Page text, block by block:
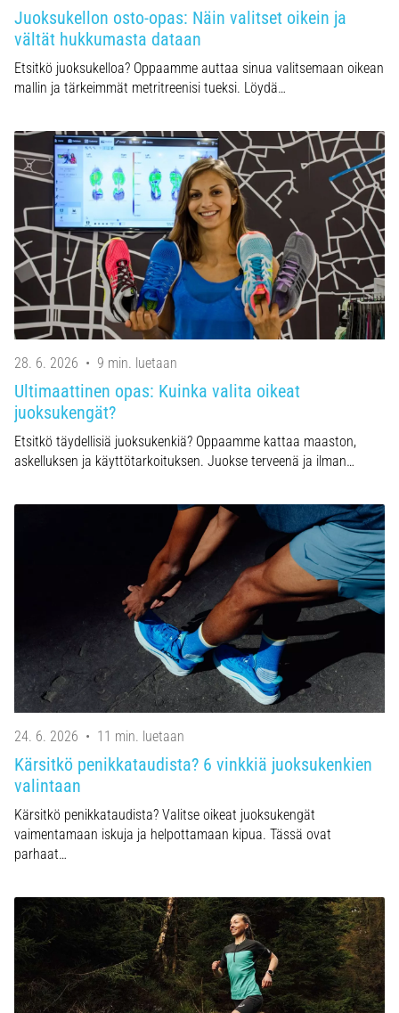
Juoksukellon osto-opas: Näin valitset oikein ja
vältät hukkumasta dataan
Etsitkö juoksukelloa? Oppaamme auttaa sinua valitsemaan oikean
mallin ja tärkeimmät metritreenisi tueksi. Löydä…
28. 6. 2026 • 9 min. luetaan
Ultimaattinen opas: Kuinka valita oikeat
juoksukengät?
Etsitkö täydellisiä juoksukenkiä? Oppaamme kattaa maaston,
askelluksen ja käyttötarkoituksen. Juokse terveenä ja ilman…
24. 6. 2026 • 11 min. luetaan
Kärsitkö penikkataudista? 6 vinkkiä juoksukenkien
valintaan
Kärsitkö penikkataudista? Valitse oikeat juoksukengät
vaimentamaan iskuja ja helpottamaan kipua. Tässä ovat
parhaat…